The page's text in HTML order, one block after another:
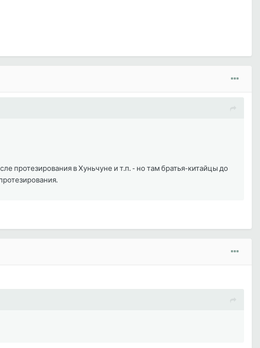
протезирования в Хуньчуне и т.п. - но там братья-китайцы до